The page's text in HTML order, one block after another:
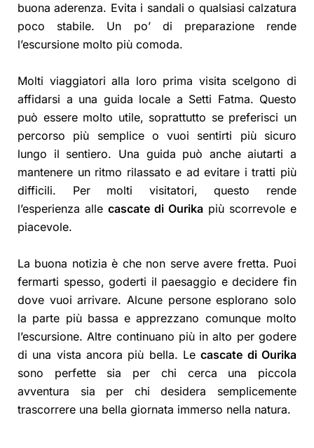
buona aderenza. Evita i sandali o qualsiasi calzatura
poco stabile. Un po’ di preparazione rende
l’escursione molto più comoda.
Molti viaggiatori alla loro prima visita scelgono di
affidarsi a una guida locale a Setti Fatma. Questo
può essere molto utile, soprattutto se preferisci un
percorso più semplice o vuoi sentirti più sicuro
lungo il sentiero. Una guida può anche aiutarti a
mantenere un ritmo rilassato e ad evitare i tratti più
difficili. Per molti visitatori, questo rende
l’esperienza alle cascate di Ourika più scorrevole e
piacevole.
La buona notizia è che non serve avere fretta. Puoi
fermarti spesso, goderti il paesaggio e decidere fin
dove vuoi arrivare. Alcune persone esplorano solo
la parte più bassa e apprezzano comunque molto
l’escursione. Altre continuano più in alto per godere
di una vista ancora più bella. Lecascate di Ourika
sono perfette sia per chi cerca una piccola
avventura sia per chi desidera semplicemente
trascorrere una bella giornata immerso nella natura.